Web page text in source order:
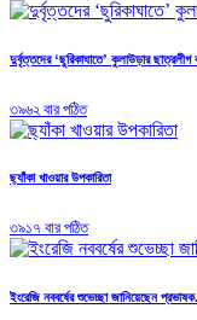
দুর্বৃত্তদের ‘ছুরিকাঘাতে’ কুলাউড়ার ছাত্রলীগ
৩৯৬২ বার পঠিত
ছ্যাঁকা খাওয়ার উপকারিতা
৩৯১৭ বার পঠিত
ইংরেজি নববর্ষের শুভেচ্ছা জানিয়েছেন